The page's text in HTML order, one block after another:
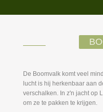
De Boomvalk komt veel
lucht is hij herkenbaar aan
verschalken. In z'n jacht op
om ze te pakken te krijgen.